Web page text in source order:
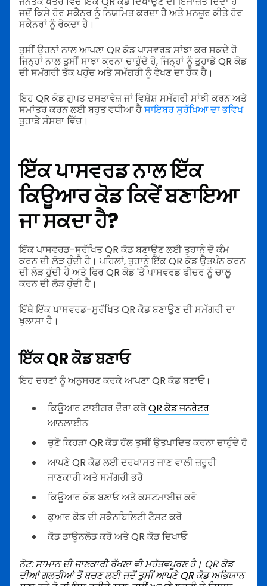
ਜਦੋਂ ਕਿਸੇ ਹੋਰ ਸਕੈਨਰ ਨੂੰ ਨਿਯਮਿਤ ਕਰਦਾ ਹੈ ਅਤੇ ਮਨਜ਼ੂਰ ਕੀਤੇ ਹੋਰ
ਸਕੈਨਰਾਂ ਨੂੰ ਰੋਕਦਾ ਹੈ।
ਤੁਸੀਂ ਉਹਨਾਂ ਨਾਲ ਆਪਣਾ QR ਕੋਡ ਪਾਸਵਰਡ ਸਾਂਝਾ ਕਰ ਸਕਦੇ ਹੋ
ਜਿਨ੍ਹਾਂ ਨਾਲ ਤੁਸੀਂ ਸਾਝਾ ਕਰਨਾ ਚਾਹੁੰਦੇ ਹੋ, ਜਿਨ੍ਹਾਂ ਨੂੰ ਤੁਹਾਡੇ QR ਕੋਡ
ਦੀ ਸਮੱਗਰੀ ਤੱਕ ਪਹੁੰਚ ਅਤੇ ਸਮੱਗਰੀ ਨੂੰ ਵੇਖਣ ਦਾ ਹੱਕ ਹੈ।
ਇਹ QR ਕੋਡ ਗੁਪਤ ਦਸਤਾਵੇਜ਼ ਜਾਂ ਵਿਸ਼ੇਸ਼ ਸਮੱਗਰੀ ਸਾਂਝੀ ਕਰਨ ਅਤੇ
ਸਮਾਂਤਰ ਕਰਨ ਲਈ ਬਹੁਤ ਵਧੀਆ ਹੈਸਾਇਬਰ ਸੁਰੱਖਿਆ ਦਾ ਭਵਿਖ
ਤੁਹਾਡੇ ਸੰਸਥਾ ਵਿੱਚ।
ਇੱਕ ਪਾਸਵਰਡ ਨਾਲ ਇੱਕ
ਕਿਊਆਰ ਕੋਡ ਕਿਵੇਂ ਬਣਾਇਆ
ਜਾ ਸਕਦਾ ਹੈ?
ਇੱਕ ਪਾਸਵਰਡ-ਸੁਰੱਖਿਤ QR ਕੋਡ ਬਣਾਉਣ ਲਈ ਤੁਹਾਨੂੰ ਦੋ ਕੰਮ
ਕਰਨ ਦੀ ਲੋੜ ਹੁੰਦੀ ਹੈ। ਪਹਿਲਾਂ, ਤੁਹਾਨੂੰ ਇੱਕ QR ਕੋਡ ਉਤਪੰਨ ਕਰਨ
ਦੀ ਲੋੜ ਹੁੰਦੀ ਹੈ ਅਤੇ ਫਿਰ QR ਕੋਡ 'ਤੇ ਪਾਸਵਰਡ ਫੀਚਰ ਨੂੰ ਚਾਲੂ
ਕਰਨ ਦੀ ਲੋੜ ਹੁੰਦੀ ਹੈ।
ਇੱਥੇ ਇੱਕ ਪਾਸਵਰਡ-ਸੁਰੱਖਿਤ QR ਕੋਡ ਬਣਾਉਣ ਦੀ ਸਮੱਗਰੀ ਦਾ
ਖੁਲਾਸਾ ਹੈ।
ਇੱਕ QR ਕੋਡ ਬਣਾਓ
ਇਹ ਚਰਣਾਂ ਨੂੰ ਅਨੁਸਰਣ ਕਰਕੇ ਆਪਣਾ QR ਕੋਡ ਬਣਾਓ।
ਕਿਊਆਰ ਟਾਈਗਰ ਦੌਰਾ ਕਰੋQR ਕੋਡ ਜਨਰੇਟਰ
ਆਨਲਾਈਨ
ਚੁਣੋ ਕਿਹੜਾ QR ਕੋਡ ਹੱਲ ਤੁਸੀਂ ਉਤਪਾਦਿਤ ਕਰਨਾ ਚਾਹੁੰਦੇ ਹੋ
ਆਪਣੇ QR ਕੋਡ ਲਈ ਦਰਖਾਸਤ ਜਾਣ ਵਾਲੀ ਜ਼ਰੂਰੀ
ਜਾਣਕਾਰੀ ਅਤੇ ਸਮੱਗਰੀ ਭਰੋ
ਕਿਊਆਰ ਕੋਡ ਬਣਾਓ ਅਤੇ ਕਸਟਮਾਈਜ਼ ਕਰੋ
ਕੁਆਰ ਕੋਡ ਦੀ ਸਕੈਨਬਿਲਿਟੀ ਟੈਸਟ ਕਰੋ
ਕੋਡ ਡਾਊਨਲੋਡ ਕਰੋ ਅਤੇ QR ਕੋਡ ਦਿਖਾਓ
ਨੋਟ: ਸਾਮਾਨ ਦੀ ਜਾਣਕਾਰੀ ਰੱਖਣਾ ਵੀ ਮਹੱਤਵਪੂਰਣ ਹੈ। QR ਕੋਡ
ਦੀਆਂ ਗਲਤੀਆਂ ਤੋਂ ਬਚਣ ਲਈਜਦੋਂ ਤੁਸੀਂ ਆਪਣੇ QR ਕੋਡ ਅਭਿਯਾਨ